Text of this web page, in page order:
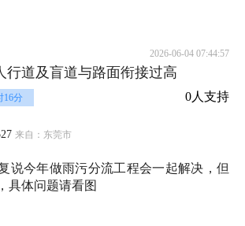
2026-06-04 07:44:57
行道及盲道与路面衔接过高
16分 0人支持
来自：东莞市
说今年做雨污分流工程会一起解决，但
具体问题请看图